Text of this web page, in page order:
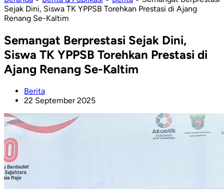
Sejak Dini, Siswa TK YPPSB Torehkan Prestasi di Ajang
Renang Se-Kaltim
Semangat Berprestasi Sejak Dini,
Siswa TK YPPSB Torehkan Prestasi di
Ajang Renang Se-Kaltim
Berita
22 September 2025